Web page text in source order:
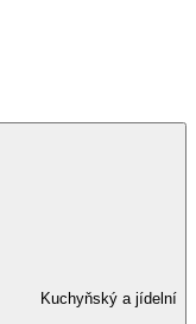
Kuchyňský a jídelní